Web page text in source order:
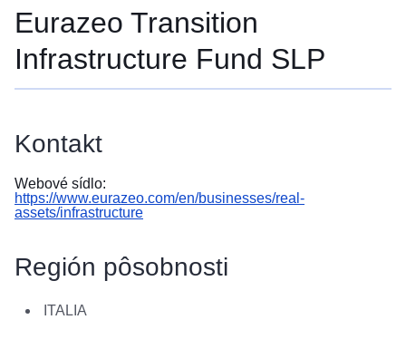
з
України,
що
шукають
порятунку
Як
допомогти
Eurazeo Transition
Infrastructure Fund SLP
Kontakt
Webové sídlo:
https://www.eurazeo.com/en/businesses/real-
assets/infrastructure
Región pôsobnosti
ITALIA